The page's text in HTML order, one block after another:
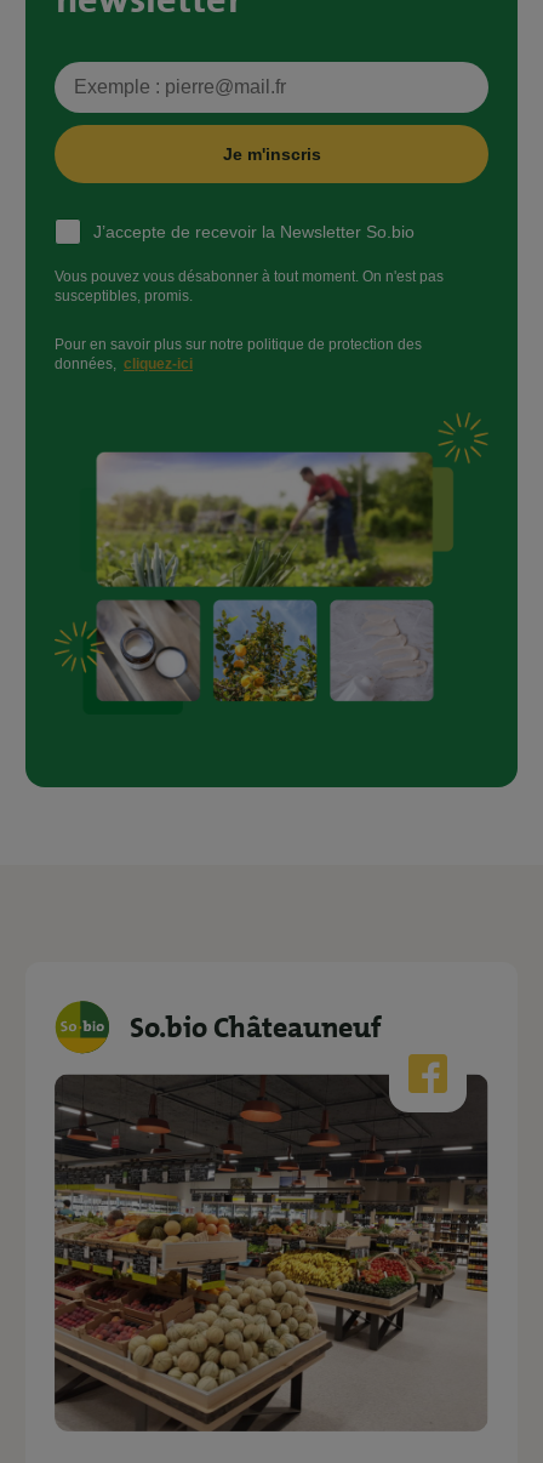
Je m'inscris
J’accepte de recevoir la Newsletter So.bio
Vous pouvez vous désabonner à tout moment. On n'est pas
susceptibles, promis.
Pour en savoir plus sur notre politique de protection des
données, cliquez-ici
So.bio Châteauneuf